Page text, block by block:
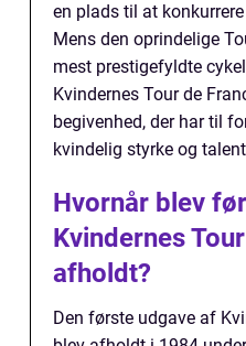
en plads til at
Mens den oprindelige
mest prestigefyldte
Kvindernes Tour de
begivenhed, der har til
kvindelig styrke og
Hvornår blev
Kvindernes
afholdt?
Den første udgave af